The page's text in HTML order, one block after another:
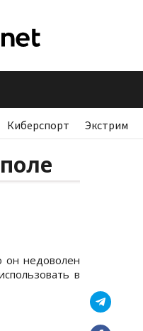
Киберспорт Экстрим
он недоволен
в